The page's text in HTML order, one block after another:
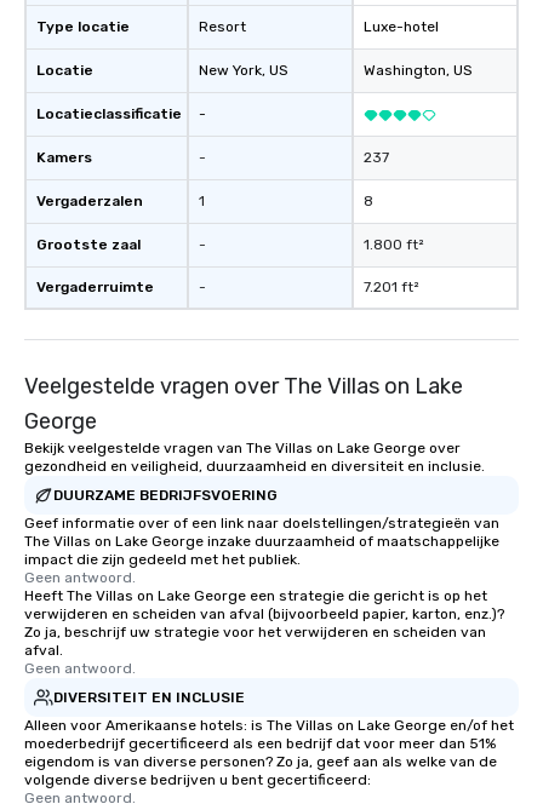
Type locatie
Locatie
Locatieclassificatie
Kamers
Vergaderzalen
Grootste zaal
Vergaderruimte
Resort
New York, US
-
-
1
-
-
Luxe-hotel
Washington, US
237
8
1.800 ft²
7.201 ft²
Veelgestelde vragen over The Villas on Lake
George
Bekijk veelgestelde vragen van The Villas on Lake George over
gezondheid en veiligheid, duurzaamheid en diversiteit en inclusie.
DUURZAME BEDRIJFSVOERING
Geef informatie over of een link naar doelstellingen/strategieën van
The Villas on Lake George inzake duurzaamheid of maatschappelijke
impact die zijn gedeeld met het publiek.
Geen antwoord.
Heeft The Villas on Lake George een strategie die gericht is op het
verwijderen en scheiden van afval (bijvoorbeeld papier, karton, enz.)?
Zo ja, beschrijf uw strategie voor het verwijderen en scheiden van
afval.
Geen antwoord.
DIVERSITEIT EN INCLUSIE
Alleen voor Amerikaanse hotels: is The Villas on Lake George en/of het
moederbedrijf gecertificeerd als een bedrijf dat voor meer dan 51%
eigendom is van diverse personen? Zo ja, geef aan als welke van de
volgende diverse bedrijven u bent gecertificeerd:
Geen antwoord.